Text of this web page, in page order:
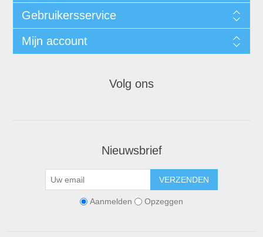
Gebruikersservice
Mijn account
Volg ons
Nieuwsbrief
VERZENDEN
Aanmelden Opzeggen